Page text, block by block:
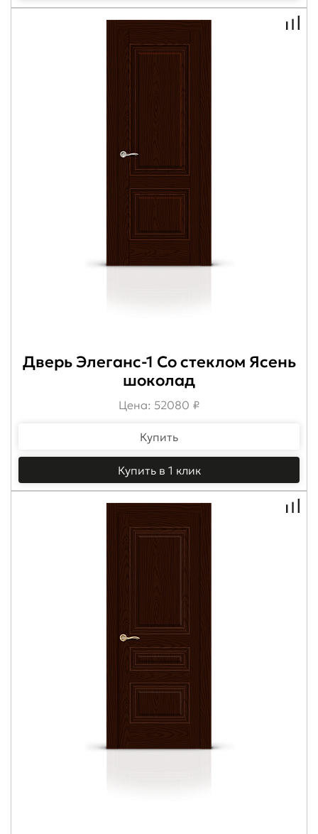
Дверь Элеганс-1 Со стеклом Ясень
шоколад
Цена: 52080 ₽
Купить
Купить в 1 клик